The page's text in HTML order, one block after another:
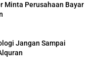
Minta Perusahaan Bayar
Jangan Sampai